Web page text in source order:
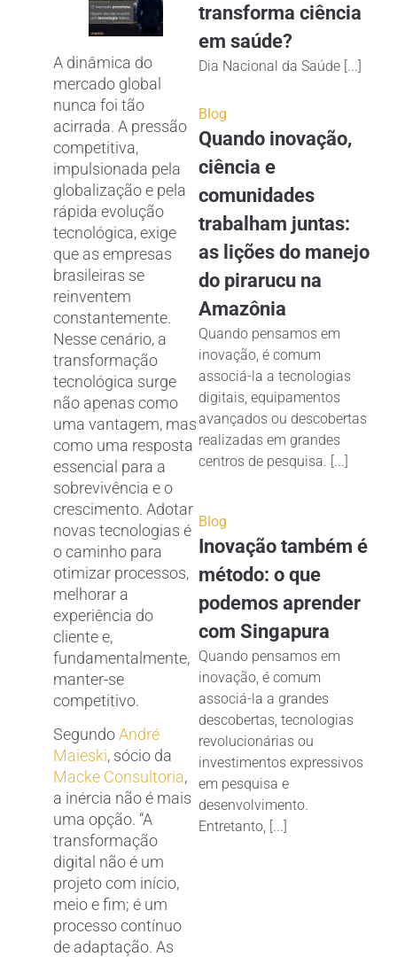
A dinâmica do
mercado global
nunca foi tão
acirrada. A pressão
competitiva,
impulsionada pela
globalização e pela
rápida evolução
tecnológica, exige
que as empresas
brasileiras se
reinventem
constantemente.
Nesse cenário, a
transformação
tecnológica surge
não apenas como
uma vantagem, mas
como uma resposta
essencial para a
sobrevivência e o
crescimento. Adotar
novas tecnologias é
o caminho para
otimizar processos,
melhorar a
experiência do
cliente e,
fundamentalmente,
manter-se
competitivo.
SegundoAndré
Maieski, sócio da
Macke Consultoria,
a inércia não é mais
uma opção. “A
transformação
digital não é um
projeto com início,
meio e fim; é um
processo contínuo
de adaptação. As
transforma ciência
em saúde?
Dia Nacional da Saúde [...]
Blog
Quando inovação,
ciência e
comunidades
trabalham juntas:
as lições do manejo
do pirarucu na
Amazônia
Quando pensamos em
inovação, é comum
associá-la a tecnologias
digitais, equipamentos
avançados ou descobertas
realizadas em grandes
centros de pesquisa. [...]
Blog
Inovação também é
método: o que
podemos aprender
com Singapura
Quando pensamos em
inovação, é comum
associá-la a grandes
descobertas, tecnologias
revolucionárias ou
investimentos expressivos
em pesquisa e
desenvolvimento.
Entretanto, [...]